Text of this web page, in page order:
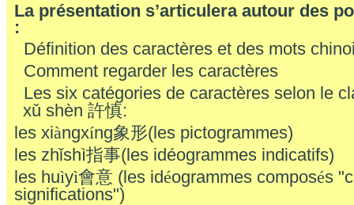
La présentation s’articulera autour des
:
Définition des caractères et des mots
Comment regarder les caractères
Les six catégories de caractères selon le
xǔ shèn許慎:
les xiàngxíng象形(les pictogrammes)
les zhǐshì指事(les idéogrammes indicatifs)
les huìyì會意 (les idéogrammes composés
significations")